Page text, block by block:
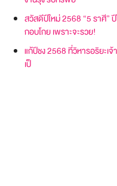
สวัสดีปีใหม่ 2568 “5 ราศี”
กอบโกย เพราะจะรวย!
แก้ปีชง 2568 ที่วิหารอริยะเ
เป็